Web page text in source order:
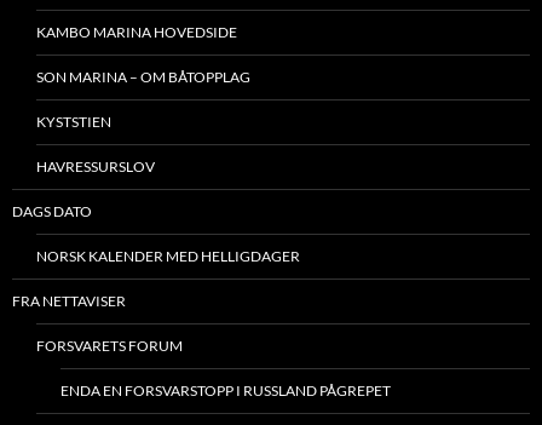
KAMBO MARINA HOVEDSIDE
SON MARINA – OM BÅTOPPLAG
KYSTSTIEN
HAVRESSURSLOV
DAGS DATO
NORSK KALENDER MED HELLIGDAGER
FRA NETTAVISER
FORSVARETS FORUM
ENDA EN FORSVARSTOPP I RUSSLAND PÅGREPET